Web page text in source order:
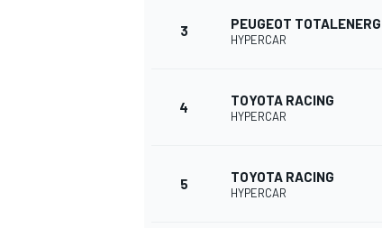
3 PEUGEOT
HYPERCAR
4 TOYOTA RACING
HYPERCAR
5 TOYOTA RACING
HYPERCAR